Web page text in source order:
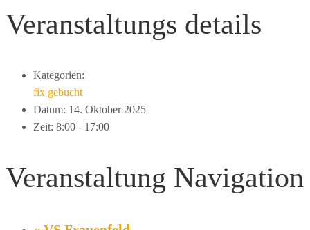
Veranstaltungs details
Kategorien:
fix gebucht
Datum: 14. Oktober 2025
Zeit: 8:00 - 17:00
Veranstaltung Navigation